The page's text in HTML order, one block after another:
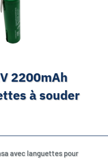
2200mAh
à souder
avec languettes pour